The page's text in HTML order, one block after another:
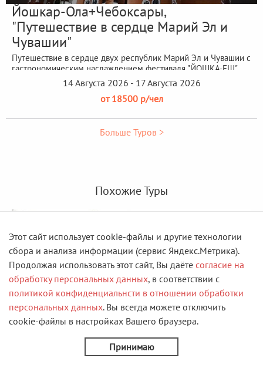
Йошкар-Ола+Чебоксары,
"Путешествие в сердце Марий Эл и
Чувашии"
Путешествие в сердце двух республик Марий Эл и Чувашии с
гастрономическим наслаждением фестиваля "ЙОШКА-ЕШ"
14 Августа 2026 - 17 Августа 2026
от 18500 р/чел
Больше Туров >
Похожие Туры
Этот сайт использует cookie-файлы и другие технологии
сбора и анализа информации (сервис Яндекс.Метрика).
Продолжая использовать этот сайт, Вы даёте согласие на
обработку персональных данных, в соответствии с
политикой конфиденциальнсти в отношении обработки
персональных данных. Вы всегда можете отключить
cookie-файлы в настройках Вашего браузера.
Принимаю